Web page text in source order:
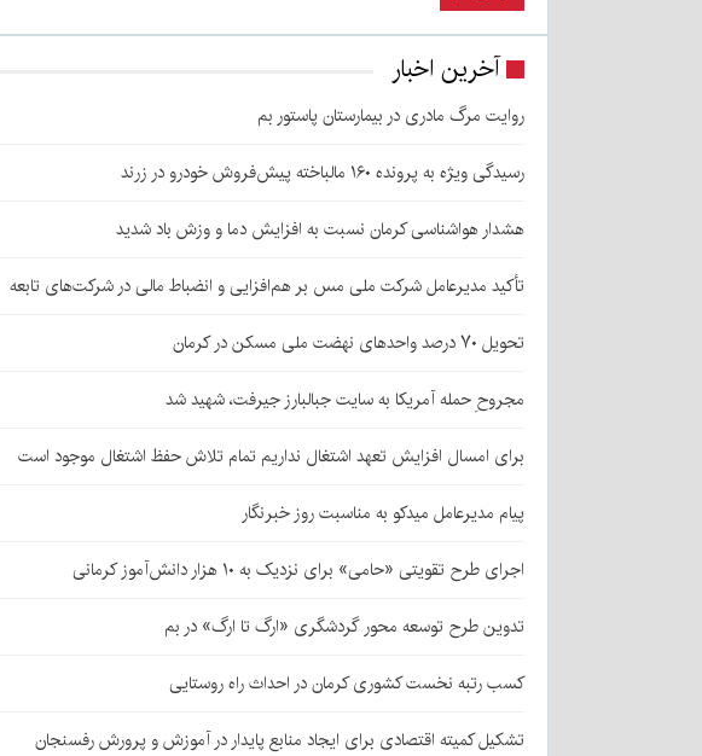
آخرین اخبار
روایت مرگ مادری در بیمارستان پاستور بم
رسیدگی ویژه به پرونده ۱۶۰ مالباخته پیش‌فروش خودرو در زرند
هشدار هواشناسی کرمان نسبت به افزایش دما و وزش باد شدید
تأکید مدیرعامل شرکت ملی مس بر هم‌افزایی و انضباط مالی در شرکت‌های تابعه
تحویل ۷۰ درصد واحدهای نهضت ملی مسکن در کرمان
مجروحِ حمله آمریکا به سایت جبالبارز جیرفت، شهید شد
برای امسال افزایش تعهد اشتغال نداریم تمام تلاش حفظ اشتغال موجود است
پیام مدیرعامل میدکو به مناسبت روز خبرنگار
اجرای طرح تقویتی «حامی» برای نزدیک به ۱۰ هزار دانش‌آموز کرمانی
تدوین طرح توسعه محور گردشگری «ارگ تا ارگ» در بم
کسب رتبه نخست کشوری کرمان در احداث راه روستایی
تشکیل کمیته اقتصادی برای ایجاد منابع پایدار در آموزش و پرورش رفسنجان